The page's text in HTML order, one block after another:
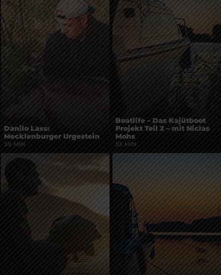
20 MIN
Danilo Lass:
Mecklenburger Urgestein
53 MIN
Boatlife – Das Kajütboot
Projekt Teil 2 – mit Niclas
Mohs